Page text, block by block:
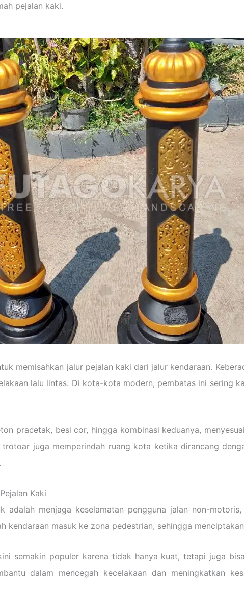
pejalan kaki.
memisahkan jalur pejalan kaki dari jalur kendaraan.
lalu lintas. Di kota-kota modern, pembatas ini sering
pracetak, besi cor, hingga kombinasi keduanya,
juga memperindah ruang kota ketika dirancang
Kaki
menjaga keselamatan pengguna jalan non-
masuk ke zona pedestrian, sehingga
semakin populer karena tidak hanya kuat, tetapi juga
dalam mencegah kecelakaan dan meningkatkan